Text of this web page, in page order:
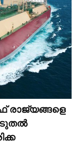
രാജ്യങ്ങളെ